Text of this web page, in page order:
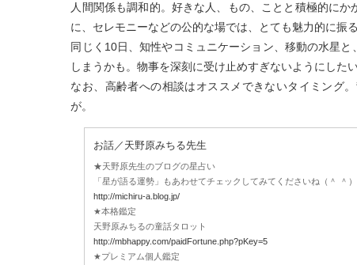
人間関係も調和的。好きな人、もの、ことと積極的に
に、セレモニーなどの公的な場では、とても魅力的に振
同じく10日、知性やコミュニケーション、移動の水星
しまうかも。物事を深刻に受け止めすぎないようにした
なお、高齢者への相談はオススメできないタイミング
が。
お話／天野原みちる先生
★天野原先生のブログの星占い
「星が語る運勢」もあわせてチェックしてみてくださいね（＾ ＾）
http://michiru-a.blog.jp/
★本格鑑定
天野原みちるの童話タロット
http://mbhappy.com/paidFortune.php?pKey=5
★プレミアム個人鑑定